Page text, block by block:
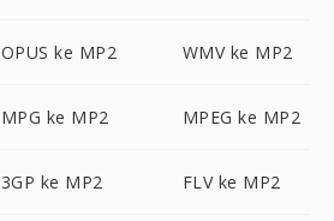
OPUS ke MP2 WMV ke MP2
MPG ke MP2 MPEG ke MP2
3GP ke MP2 FLV ke MP2